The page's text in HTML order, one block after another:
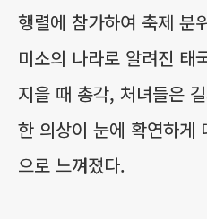
행렬에 참가하여 축제 분
미소의 나라로 알려진 태
지을 때 총각, 처녀들은
한 의상이 눈에 확연하게
으로 느껴졌다.